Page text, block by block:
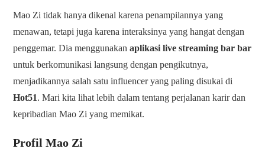
Mao Zi tidak hanya dikenal karena penampilannya yang
menawan, tetapi juga karena interaksinya yang hangat dengan
penggemar. Dia menggunakanaplikasi live streaming bar bar
untuk berkomunikasi langsung dengan pengikutnya,
menjadikannya salah satu influencer yang paling disukai di
Hot51. Mari kita lihat lebih dalam tentang perjalanan karir dan
kepribadian Mao Zi yang memikat.
Profil Mao Zi